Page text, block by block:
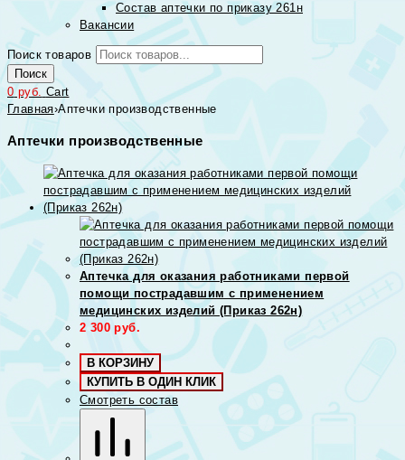
Состав аптечки по приказу 261н
Вакансии
Поиск товаров
Поиск
0руб. Cart
Главная›Аптечки производственные
Аптечки производственные
Аптечка для оказания работниками первой
помощи пострадавшим с применением
медицинских изделий (Приказ 262н)
2 300 руб.
В КОРЗИНУ
КУПИТЬ В ОДИН КЛИК
Смотреть состав